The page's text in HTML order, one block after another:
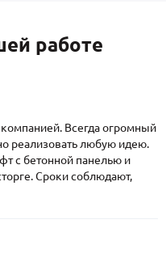
работе
компанией. Всегда огромный
реализовать любую идею.
с бетонной панелью и
Сроки соблюдают,